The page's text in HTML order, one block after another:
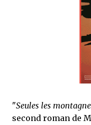
que Thomas connaissait et
ne connaissait pas, habitée
une ville pleine de mystères
"Seules les
second roman de